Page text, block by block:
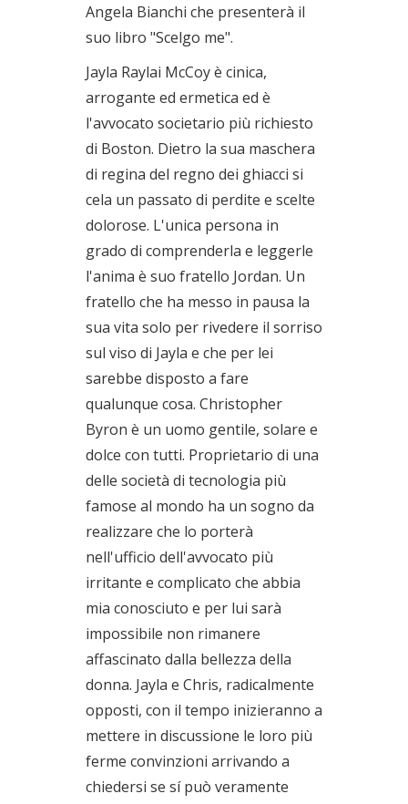
Angela Bianchi che presenterà il
suo libro "Scelgo me".
Jayla Raylai McCoy è cinica,
arrogante ed ermetica ed è
l'avvocato societario più richiesto
di Boston. Dietro la sua maschera
di regina del regno dei ghiacci si
cela un passato di perdite e scelte
dolorose. L'unica persona in
grado di comprenderla e leggerle
l'anima è suo fratello Jordan. Un
fratello che ha messo in pausa la
sua vita solo per rivedere il sorriso
sul viso di Jayla e che per lei
sarebbe disposto a fare
qualunque cosa. Christopher
Byron è un uomo gentile, solare e
dolce con tutti. Proprietario di una
delle società di tecnologia più
famose al mondo ha un sogno da
realizzare che lo porterà
nell'ufficio dell'avvocato più
irritante e complicato che abbia
mia conosciuto e per lui sarà
impossibile non rimanere
affascinato dalla bellezza della
donna. Jayla e Chris, radicalmente
opposti, con il tempo inizieranno a
mettere in discussione le loro più
ferme convinzioni arrivando a
chiedersi se sí può veramente